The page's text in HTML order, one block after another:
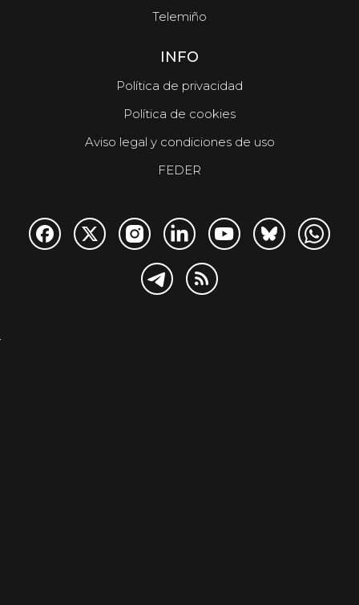
Telemiño
INFO
Política de privacidad
Política de cookies
Aviso legal y condiciones de uso
FEDER